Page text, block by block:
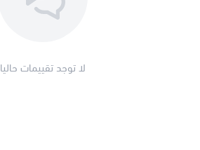
لا توجد تقييمات حاليا